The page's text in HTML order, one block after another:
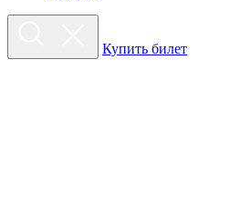
Купить билет